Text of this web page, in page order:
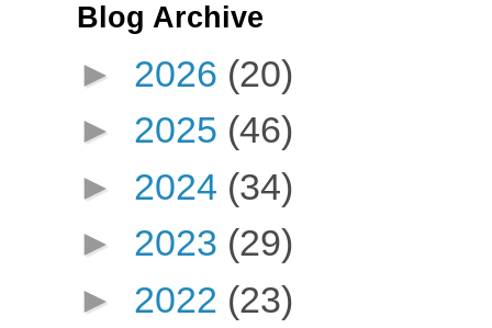
Blog Archive
► 2026 (20)
► 2025 (46)
► 2024 (34)
► 2023 (29)
► 2022 (23)